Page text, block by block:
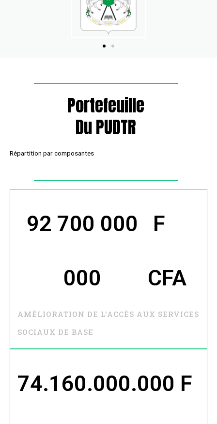
Portefeuille
Du PUDTR
Répartition par composantes
AMÉLIORATION DE L'ACCÈS AUX SERVICES
SOCIAUX DE BASE
92 700 000
000 CFA
74.160.000.000